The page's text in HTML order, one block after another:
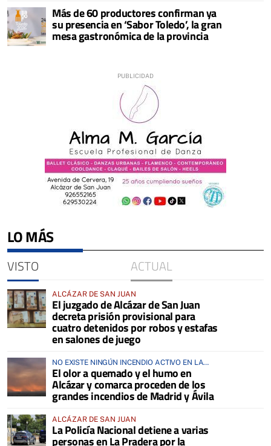
Más de 60 productores confirman ya
su presencia en ‘Sabor Toledo’, la gran
mesa gastronómica de la provincia
LO MÁS
VISTO ACTUAL
ALCÁZAR DE SAN JUAN
El juzgado de Alcázar de San Juan
decreta prisión provisional para
cuatro detenidos por robos y estafas
en salones de juego
NO EXISTE NINGÚN INCENDIO ACTIVO EN LA
COMARCA
El olor a quemado y el humo en
Alcázar y comarca proceden de los
grandes incendios de Madrid y Ávila
ALCÁZAR DE SAN JUAN
La Policía Nacional detiene a varias
personas en La Pradera por la